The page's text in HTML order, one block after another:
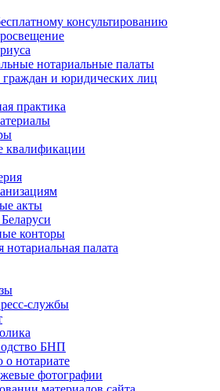
консультированию
нотариальные палаты
и юридических лиц
практика
акты
конторы
нотариальная палата
службы
БНП
о нотариате
фотографии